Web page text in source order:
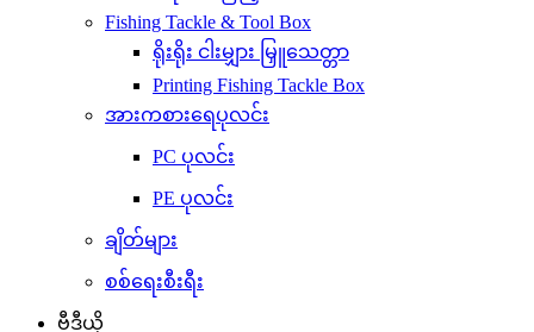
Fishing Tackle & Tool Box
ရိုးရိုး ငါးမျှား မြှူသေတ္တာ
Printing Fishing Tackle Box
အားကစားရေပုလင်း
PC ပုလင်း
PE ပုလင်း
ချိတ်များ
စစ်ရေးစီးရီး
ဗီဒီယို